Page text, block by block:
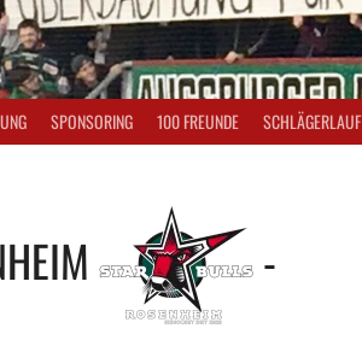
SPONSORING 100 FREUNDE SCHLÄGERLAUF
-